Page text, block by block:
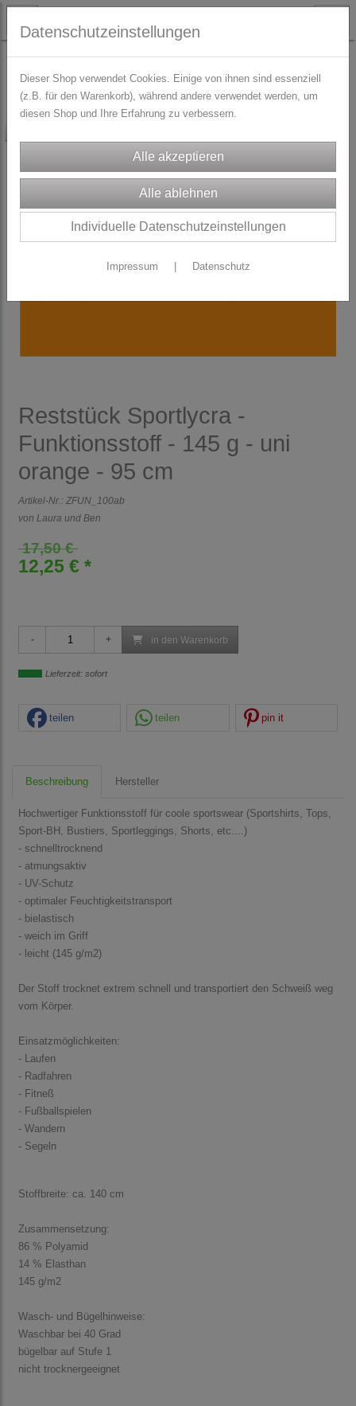
STOFFE % SALE % RESTSTÜCKE
Reststück Sportlycra -
Funktionsstoff - 145 g - uni
orange - 95 cm
Artikel-Nr.: ZFUN_100ab
von Laura und Ben
17,50 €
12,25 € *
in den Warenkorb
Lieferzeit: sofort
teilen teilen pin it
Beschreibung Hersteller
Hochwertiger Funktionsstoff für coole sportswear (Sportshirts, Tops,
Sport-BH, Bustiers, Sportleggings, Shorts, etc....)
- schnelltrocknend
- atmungsaktiv
- UV-Schutz
- optimaler Feuchtigkeitstransport
- bielastisch
- weich im Griff
- leicht (145 g/m2)
Der Stoff trocknet extrem schnell und transportiert den Schweiß weg
vom Körper.
Einsatzmöglichkeiten:
- Laufen
- Radfahren
- Fitneß
- Fußballspielen
- Wandern
- Segeln
Stoffbreite: ca. 140 cm
Zusammensetzung:
86 % Polyamid
14 % Elasthan
145 g/m2
Wasch- und Bügelhinweise:
Waschbar bei 40 Grad
bügelbar auf Stufe 1
nicht trocknergeeignet
Datenschutzeinstellungen
Dieser Shop verwendet Cookies. Einige von ihnen sind essenziell
(z.B. für den Warenkorb), während andere verwendet werden, um
diesen Shop und Ihre Erfahrung zu verbessern.
Individuelle Datenschutzeinstellungen
Impressum Datenschutz